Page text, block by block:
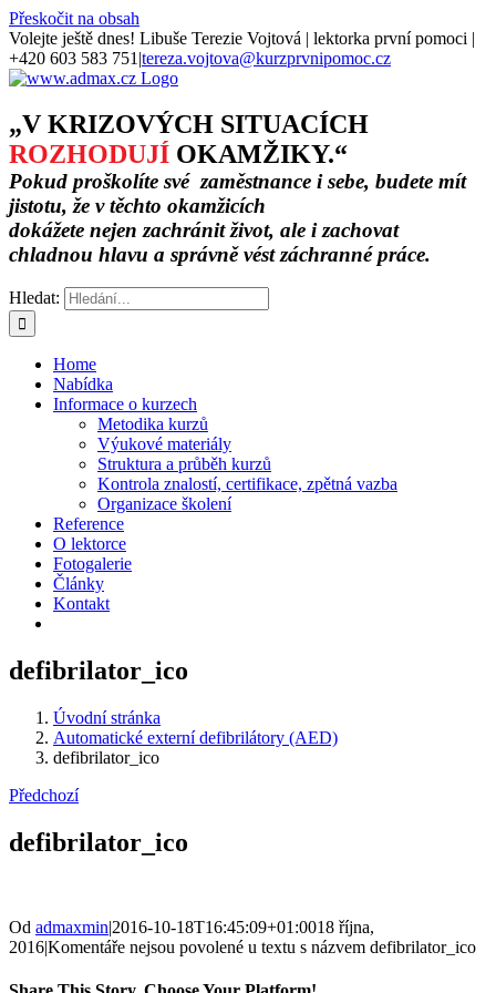
Přeskočit na obsah
Volejte ještě dnes! Libuše Terezie Vojtová | lektorka první pomoci |
+420 603 583 751 |tereza.vojtova@kurzprvnipomoc.cz
„V KRIZOVÝCH SITUACÍCH
ROZHODUJÍ OKAMŽIKY.“
Pokud proškolíte své zaměstnance i sebe, budete mít
jistotu, že v těchto okamžicích
dokážete nejen zachránit život, ale i zachovat
chladnou hlavu a správně vést záchranné práce.
Hledat:
Home
Nabídka
Informace o kurzech
Metodika kurzů
Výukové materiály
Struktura a průběh kurzů
Kontrola znalostí, certifikace, zpětná vazba
Organizace školení
Reference
O lektorce
Fotogalerie
Články
Kontakt
defibrilator_ico
Úvodní stránka
Automatické externí defibrilátory (AED)
defibrilator_ico
Předchozí
defibrilator_ico
Od admaxmin|2016-10-18T16:45:09+01:0018 října,
2016|Komentáře nejsou povolené u textu s názvem defibrilator_ico